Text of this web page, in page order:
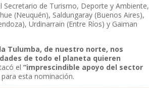
Secretario de Turismo, Deporte y Ambiente,
(Neuquén), Saldungaray (Buenos Aires),
Urdinarrain (Entre Ríos) y Gaiman
Tulumba, de nuestro norte, nos
de todo el planeta quieren
el“imprescindible apoyo del sector
esta nominación.